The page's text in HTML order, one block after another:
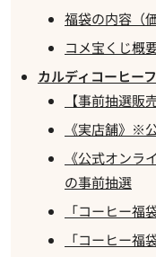
福袋の内容（
コメ宝くじ概
カルディコーヒー
【事前抽選販
《実店舗》※
《公式オン
の事前抽選
「コーヒー福
「コーヒー福